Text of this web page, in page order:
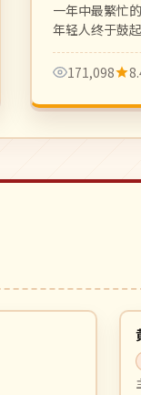
一年中最繁忙
年轻人终于鼓
情，画面动人
171,098
99:49